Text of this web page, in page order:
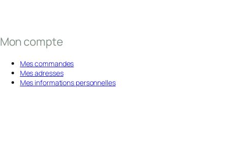
Mon compte
Mes commandes
Mes adresses
Mes informations personnelles